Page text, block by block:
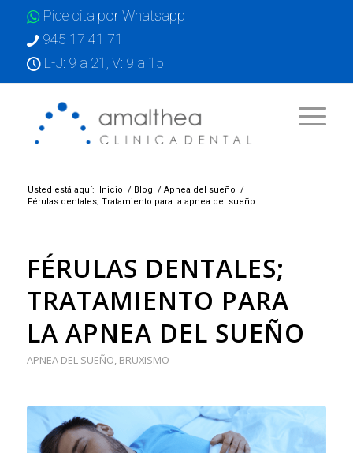
Pide cita por Whatsapp
945 17 41 71
L-J: 9 a 21, V: 9 a 15
Usted está aquí: Inicio / Blog / Apnea del sueño /
Férulas dentales; Tratamiento para la apnea del sueño
FÉRULAS DENTALES;
TRATAMIENTO PARA
LA APNEA DEL SUEÑO
APNEA DEL SUEÑO, BRUXISMO